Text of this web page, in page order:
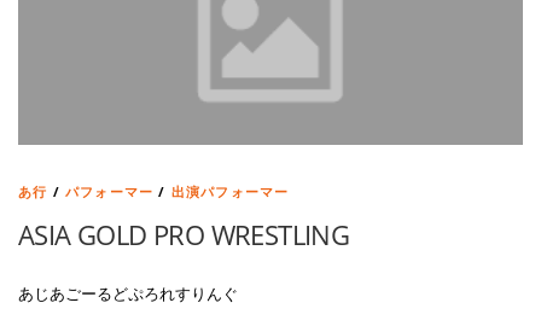
あ行 /パフォーマー / 出演パフォーマー
ASIA GOLD PRO WRESTLING
あじあごーるどぷろれすりんぐ